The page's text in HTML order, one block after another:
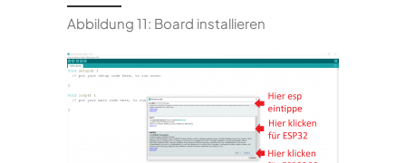
Abbildung 11: Board installieren